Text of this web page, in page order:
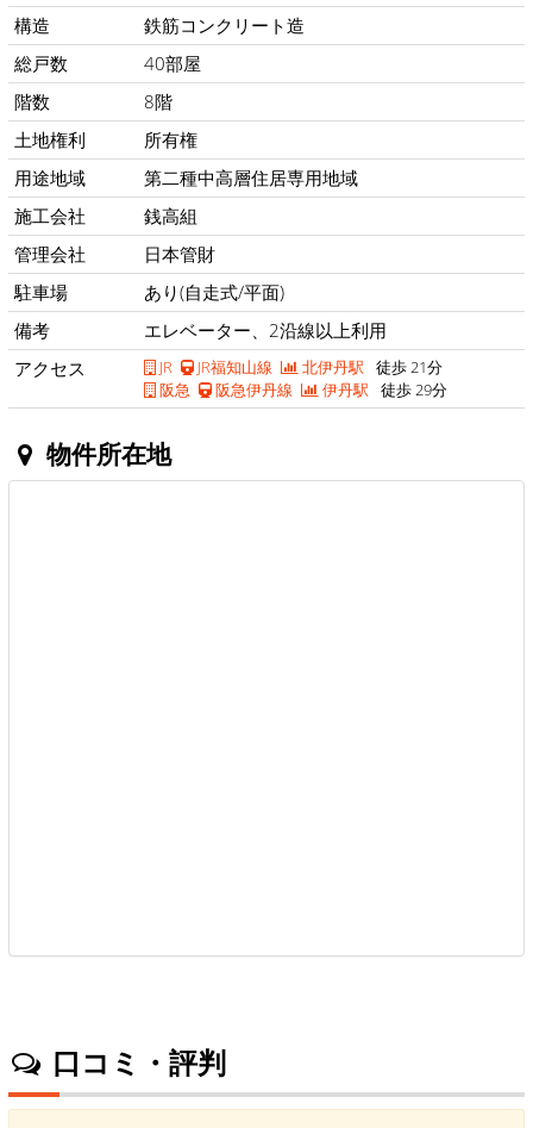
構造
鉄筋コンクリート造
総戸数
40部屋
階数
8階
土地権利
所有権
用途地域
第二種中高層住居専用地域
施工会社
銭高組
管理会社
日本管財
駐車場
あり(自走式/平面)
備考
エレベーター、2沿線以上利用
アクセス
JR JR福知山線 北伊丹駅 徒歩 21分
阪急
阪急伊丹線 伊丹駅 徒歩 29分
物件所在地
口コミ・評判